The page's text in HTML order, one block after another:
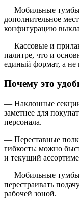
— Мобильные тумбы
дополнительное
конфигурацию
— Кассовые и
палитре, что и
единый формат, а не
Почему это
— Наклонные
заметнее для
персонала.
— Переставные
гибкость: можно
и текущий
— Мобильные тумбы
перестраивать
рабочей зоной.